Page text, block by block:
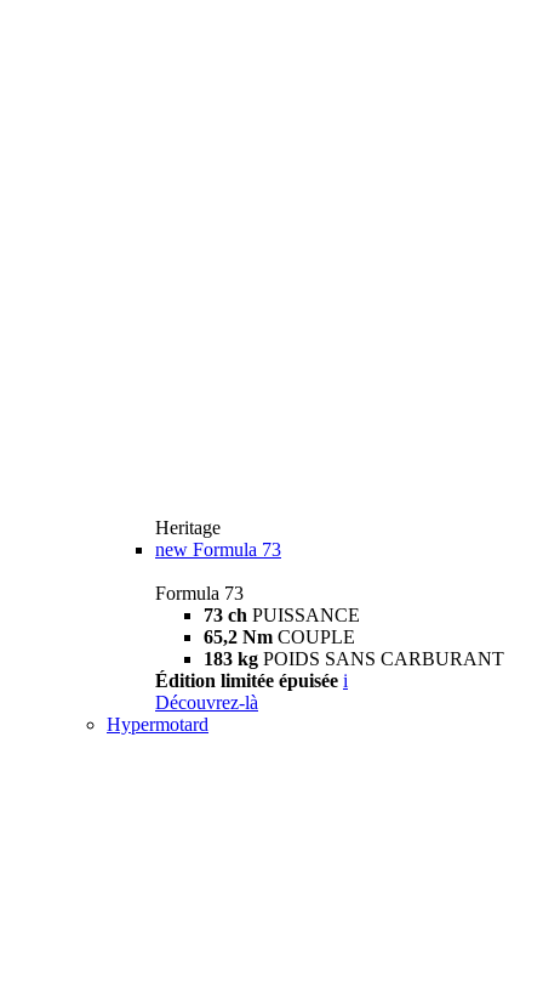
Heritage
new Formula 73
Formula 73
73 ch PUISSANCE
65,2 Nm COUPLE
183 kg POIDS SANS CARBURANT
Édition limitée épuisée i
Découvrez-là
Hypermotard